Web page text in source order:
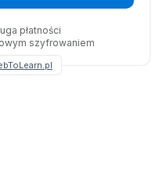
płatności
szyfrowaniem